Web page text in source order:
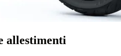
allestimenti